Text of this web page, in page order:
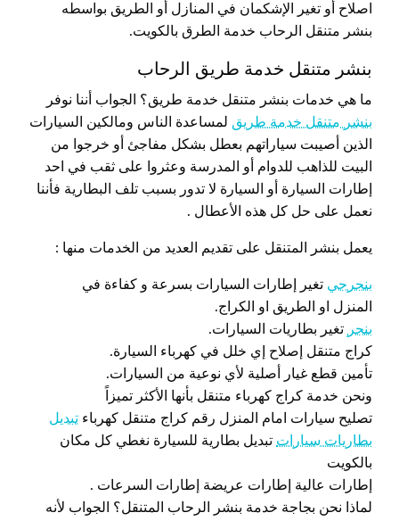
اصلاح أو تغير الإشكمان في المنازل أو الطريق بواسطه
بنشر متنقل الرحاب خدمة الطرق بالكويت.
بنشر متنقل خدمة طريق الرحاب
ما هي خدمات بنشر متنقل خدمة طريق؟ الجواب أننا نوفر
بنشر متنقل خدمة طريق لمساعدة الناس ومالكين السيارات
الذين أصيبت سياراتهم بعطل بشكل مفاجئ أو خرجوا من
البيت للذاهب للدوام أو المدرسة وعثروا على ثقب في احد
إطارات السيارة أو السيارة لا تدور بسبب تلف البطارية فأننا
نعمل على حل كل هذه الأعطال .
يعمل بنشر المتنقل على تقديم العديد من الخدمات منها :
بنجرجي تغير إطارات السيارات بسرعة و كفاءة في
المنزل او الطريق او الكراج.
بنجر تغير بطاريات السيارات.
كراج متنقل إصلاح إي خلل في كهرباء السيارة.
تأمين قطع غيار أصلية لأي نوعية من السيارات.
ونحن خدمة كراج كهرباء متنقل بأنها الأكثر تميزاً
تصليح سيارات امام المنزل رقم كراج متنقل كهرباء تبديل
بطاريات سيارات تبديل بطارية للسيارة نغطي كل مكان
بالكويت
إطارات عالية إطارات عريضة إطارات السرعات .
لماذا نحن بجاجة خدمة بنشر الرحاب المتنقل؟ الجواب لأنه